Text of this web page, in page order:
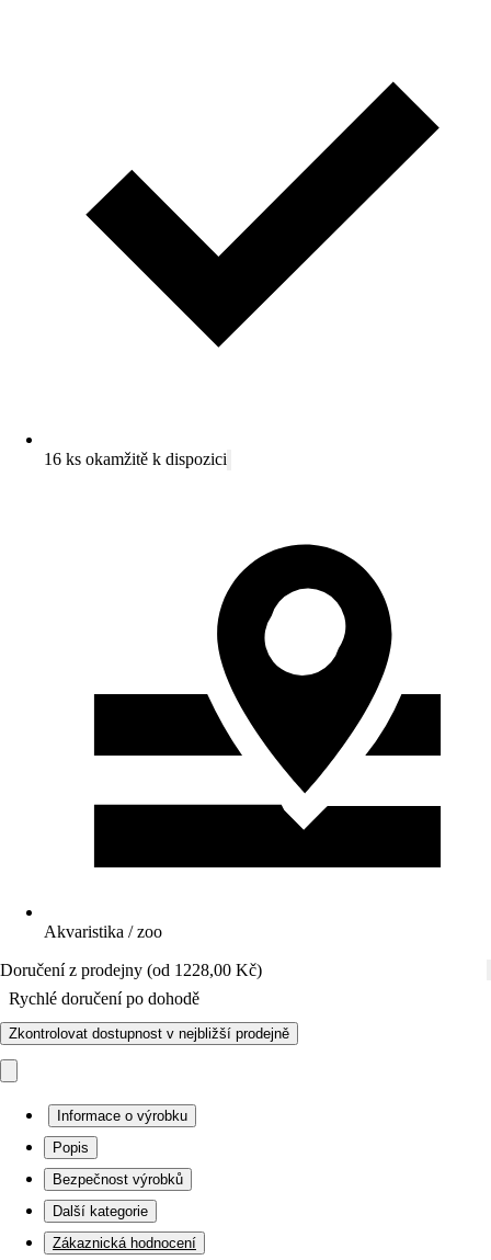
16 ks okamžitě k dispozici
Akvaristika / zoo
Doručení z prodejny (od 1228,00 Kč)
Rychlé doručení po dohodě
Zkontrolovat dostupnost v nejbližší prodejně
Informace o výrobku
Popis
Bezpečnost výrobků
Další kategorie
Zákaznická hodnocení